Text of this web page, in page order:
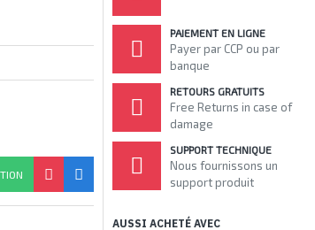
PAIEMENT EN LIGNE
Payer par CCP ou par
banque
RETOURS GRATUITS
Free Returns in case of
damage
SUPPORT TECHNIQUE
Nous fournissons un
support produit
AUSSI ACHETÉ AVEC